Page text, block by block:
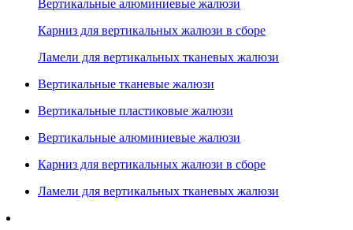
Вертикальные алюминиевые жалюзи
Карниз для вертикальных жалюзи в сборе
Ламели для вертикальных тканевых жалюзи
Вертикальные тканевые жалюзи
Вертикальные пластиковые жалюзи
Вертикальные алюминиевые жалюзи
Карниз для вертикальных жалюзи в сборе
Ламели для вертикальных тканевых жалюзи